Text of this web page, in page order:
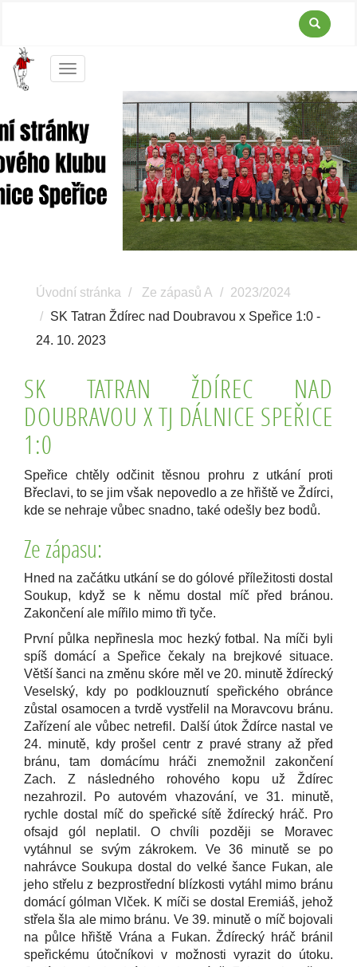
Menu
Úvodní stránka Ze zápasů A
2023/2024
SK Tatran Ždírec nad Doubravou x Speřice 1:0 -
24. 10. 2023
SK TATRAN ŽDÍREC NAD
DOUBRAVOU X TJ DÁLNICE SPEŘICE
1:0
Speřice chtěly odčinit těsnou prohru z utkání proti
Břeclavi, to se jim však nepovedlo a ze hřiště ve Ždírci,
kde se nehraje vůbec snadno, také odešly bez bodů.
Ze zápasu:
Hned na začátku utkání se do gólové příležitosti dostal
Soukup, když se k němu dostal míč před bránou.
Zakončení ale mířilo mimo tři tyče.
První půlka nepřinesla moc hezký fotbal. Na míči byli
spíš domácí a Speřice čekaly na brejkové situace.
Větší šanci na změnu skóre měl ve 20. minutě ždírecký
Veselský, kdy po podklouznutí speřického obránce
zůstal osamocen a tvrdě vystřelil na Moravcovu bránu.
Zařízení ale vůbec netrefil. Další útok Ždírce nastal ve
24. minutě, kdy prošel centr z pravé strany až před
bránu, tam domácímu hráči znemožnil zakončení
Zach. Z následného rohového kopu už Ždírec
nezahrozil. Po autovém vhazování, ve 31. minutě,
rychle dostal míč do speřické sítě ždírecký hráč. Pro
ofsajd gól neplatil. O chvíli později se Moravec
vytáhnul se svým zákrokem. Ve 36 minutě se po
nahrávce Soukupa dostal do velké šance Fukan, ale
jeho střelu z bezprostřední blízkosti vytáhl mimo bránu
domácí gólman Vlček. K míči se dostal Eremiáš, jehož
střela šla ale mimo bránu. Ve 39. minutě o míč bojovali
na půlce hřiště Vrána a Fukan. Ždírecký hráč bránil
speřickému útočníkovi v možnosti vyrazit do útoku.